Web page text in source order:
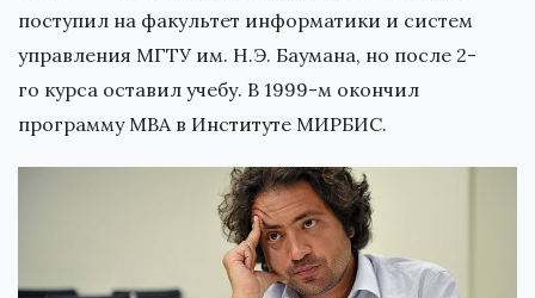
поступил на факультет информатики и систем
управления МГТУ им. Н.Э. Баумана, но после 2-
го курса оставил учебу. В 1999-м окончил
программу MBA в Институте МИРБИС.